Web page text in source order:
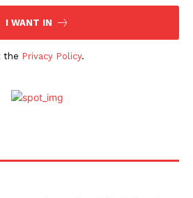
I WANT IN
the Privacy Policy.